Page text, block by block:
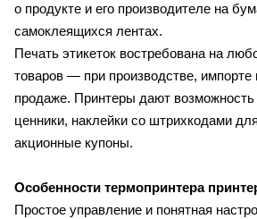
о продукте и его производителе на
самоклеящихся лентах.
Печать этикеток востребована на
товаров — при производстве, импорте
продаже. Принтеры дают возможность
ценники, наклейки со штрихкодами
акционные купоны.
Особенности термопринтера
Простое управление и понятная